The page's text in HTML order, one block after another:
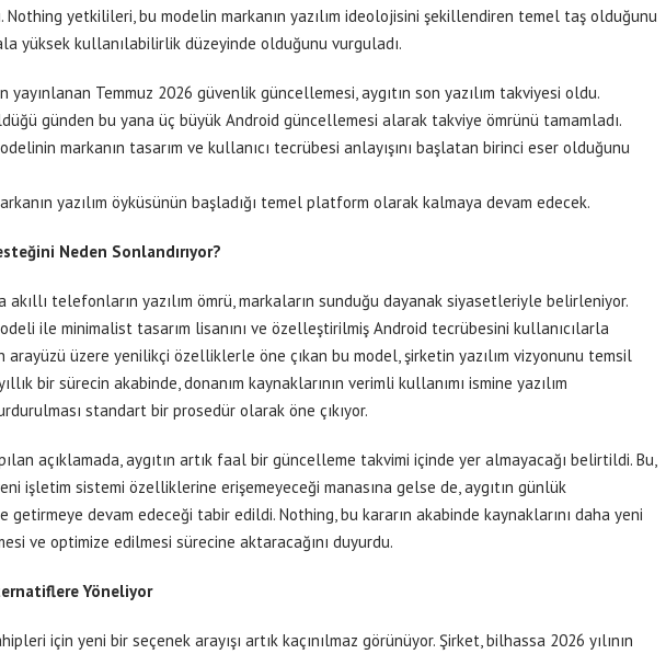
Nothing yetkilileri, bu modelin markanın yazılım ideolojisini şekillendiren temel taş olduğunu
yüksek kullanılabilirlik düzeyinde olduğunu vurguladı.
yayınlanan Temmuz 2026 güvenlik güncellemesi, aygıtın son yazılım takviyesi oldu.
günden bu yana üç büyük Android güncellemesi alarak takviye ömrünü tamamladı.
markanın tasarım ve kullanıcı tecrübesi anlayışını başlatan birinci eser olduğunu
yazılım öyküsünün başladığı temel platform olarak kalmaya devam edecek.
Neden Sonlandırıyor?
akıllı telefonların yazılım ömrü, markaların sunduğu dayanak siyasetleriyle belirleniyor.
ile minimalist tasarım lisanını ve özelleştirilmiş Android tecrübesini kullanıcılarla
arayüzü üzere yenilikçi özelliklerle öne çıkan bu model, şirketin yazılım vizyonunu temsil
bir sürecin akabinde, donanım kaynaklarının verimli kullanımı ismine yazılım
standart bir prosedür olarak öne çıkıyor.
açıklamada, aygıtın artık faal bir güncelleme takvimi içinde yer almayacağı belirtildi. Bu,
işletim sistemi özelliklerine erişemeyeceği manasına gelse de, aygıtın günlük
getirmeye devam edeceği tabir edildi. Nothing, bu kararın akabinde kaynaklarını daha yeni
ve optimize edilmesi sürecine aktaracağını duyurdu.
Yöneliyor
için yeni bir seçenek arayışı artık kaçınılmaz görünüyor. Şirket, bilhassa 2026 yılının